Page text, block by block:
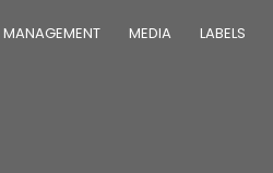
MANAGEMENT MEDIA LABELS